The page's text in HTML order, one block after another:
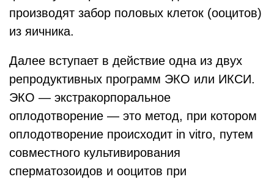
производят забор половых клеток (ооцитов)
из яичника.
Далее вступает в действие одна из двух
репродуктивных программ ЭКО или ИКСИ.
ЭКО — экстракорпоральное
оплодотворение — это метод, при котором
оплодотворение происходит in vitro, путем
совместного культивирования
сперматозоидов и ооцитов при